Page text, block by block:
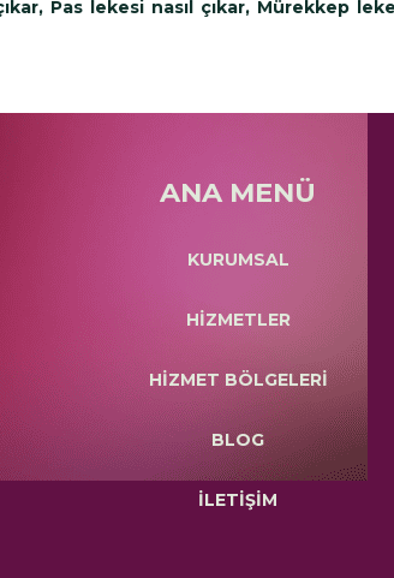
Pas lekesi nasıl çıkar, Mürekkep
ANA MENÜ
KURUMSAL
HİZMETLER
HİZMET BÖLGELERİ
BLOG
İLETİŞİM